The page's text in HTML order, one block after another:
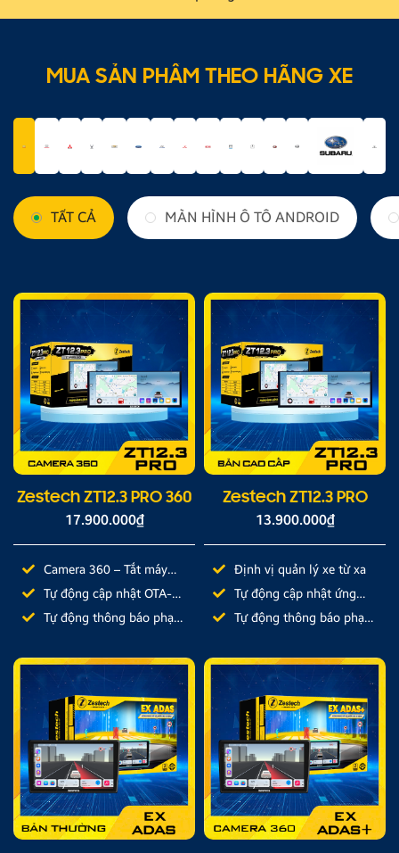
MUA SẢN PHẨM THEO HÃNG XE
TẤT CẢ MÀN HÌNH Ô TÔ ANDROID
Zestech ZT12.3 PRO 360
17.900.000₫
Camera 360 – Tắt máy
ghi hìnhTự động cập nhật OTA-
Auto Update
Tự động thông báo phạt
Zestech ZT12.3 PRO
13.900.000₫
Định vị quản lý xe từ xa
Tự động cập nhật ứng
dụngTự động thông báo phạt